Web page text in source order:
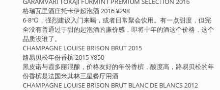
格瑞瓦里酒庄托卡伊起泡酒 2016 ¥298
6-8℃，强烈建议入门来喝，或者日常聚会饮用。有一点甜度，但完
全没有普通过于甜的起泡酒的廉价感，即将十年的酒这个价格，这个
品质没谁了。
CHAMPAGNE LOUISE BRISON BRUT 2015
路易贝松年份香槟 2015 ¥850
黑皮诺与霞多丽混酿，价格友好的年份香槟，酸度高，路易贝松的年
份香槟是法国米其林三星餐厅用酒
CHAMPAGNE LOUISE BRISON BRUT BLANC DE BLANCS 2012